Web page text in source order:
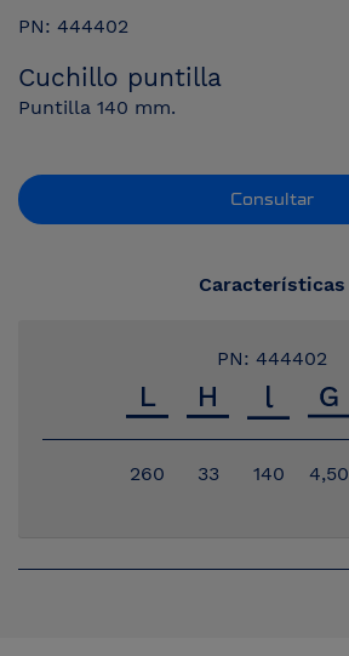
PN: 444402
Cuchillo puntilla
Puntilla 140 mm.
Consultar
Características
PN: 444402
260 33 140 4,50